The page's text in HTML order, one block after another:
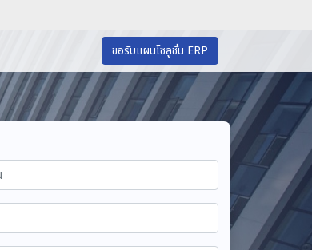
ขอรับแผนโซลูชั่น ERP